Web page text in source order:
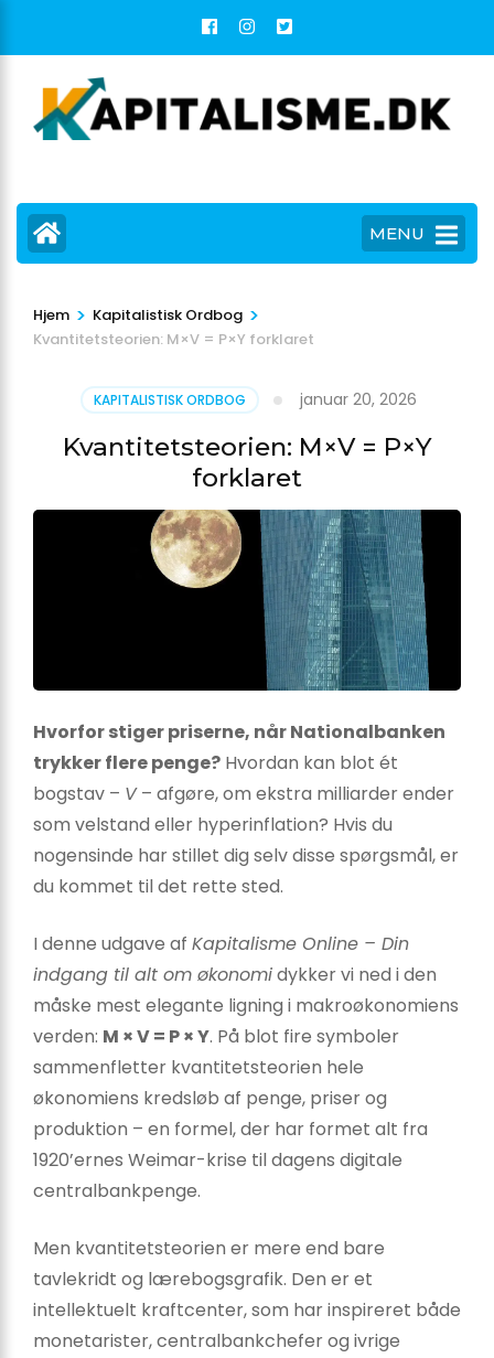
(Press
Enter)
MENU
Hjem > Kapitalistisk Ordbog >
Kvantitetsteorien: M×V = P×Y forklaret
KAPITALISTISK ORDBOG januar 20, 2026
Kvantitetsteorien: M×V = P×Y
forklaret
Hvorfor stiger priserne, når Nationalbanken
trykker flere penge? Hvordan kan blot ét
bogstav – V– afgøre, om ekstra milliarder ender
som velstand eller hyperinflation? Hvis du
nogensinde har stillet dig selv disse spørgsmål, er
du kommet til det rette sted.
I denne udgave af Kapitalisme Online – Din
indgang til alt om økonomidykker vi ned i den
måske mest elegante ligning i makroøkonomiens
verden: M × V = P × Y. På blot fire symboler
sammenfletter kvantitetsteorien hele
økonomiens kredsløb af penge, priser og
produktion – en formel, der har formet alt fra
1920’ernes Weimar-krise til dagens digitale
centralbankpenge.
Men kvantitetsteorien er mere end bare
tavlekridt og lærebogsgrafik. Den er et
intellektuelt kraftcenter, som har inspireret både
monetarister, centralbankchefer og ivrige